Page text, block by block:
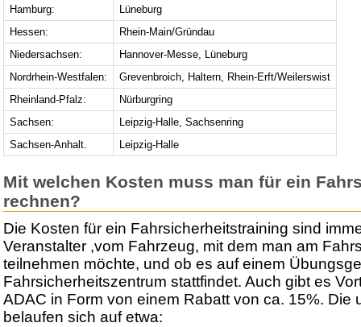
Hamburg:
Lüneburg
Hessen:
Rhein-Main/Gründau
Niedersachsen:
Hannover-Messe, Lüneburg
Nordrhein-Westfalen:
Grevenbroich, Haltern, Rhein-Erft/Weilerswist
Rheinland-Pfalz:
Nürburgring
Sachsen:
Leipzig-Halle, Sachsenring
Sachsen-Anhalt.
Leipzig-Halle
Mit welchen Kosten muss man für ein
rechnen?
Die Kosten für ein Fahrsicherheitstraining sind
Veranstalter ,vom Fahrzeug, mit dem man am
teilnehmen möchte, und ob es auf einem
Fahrsicherheitszentrum stattfindet. Auch gibt es
ADAC in Form von einem Rabatt von ca. 15%. Die
belaufen sich auf etwa: